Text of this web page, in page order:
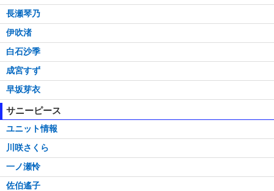
長瀬琴乃
伊吹渚
白石沙季
成宮すず
早坂芽衣
サニーピース
ユニット情報
川咲さくら
一ノ瀬怜
佐伯遙子